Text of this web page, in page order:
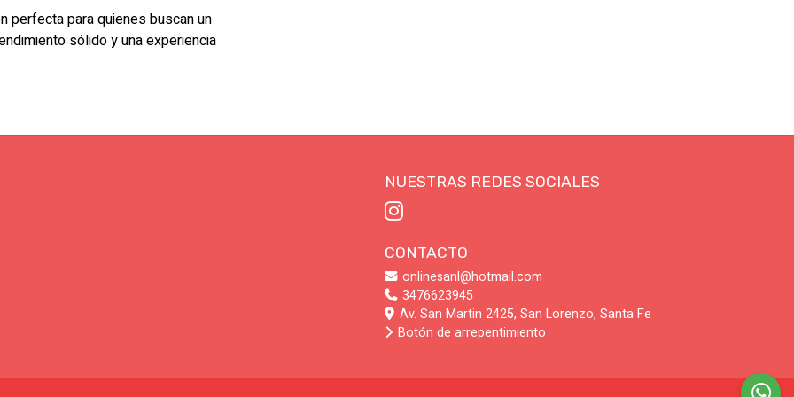
perfecta para quienes buscan un
sólido y una experiencia
NUESTRAS REDES SOCIALES
CONTACTO
onlinesanl@hotmail.com
3476623945
Av. San Martin 2425, San Lorenzo, Santa Fe
Botón de arrepentimiento